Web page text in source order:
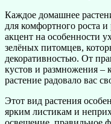
Каждое домашнее
для комфортного роста
акцент на особенности
зелёных питомцев,
декоративностью. От
кустов и размножения –
растение радовало вас
Этот вид растения
ярким листикам и